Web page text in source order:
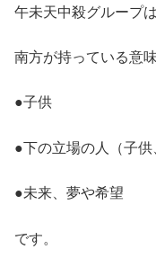
午未天中殺グループ
南方が持っている意味
●子供
●下の立場の人（子供
●未来、夢や希望
です。